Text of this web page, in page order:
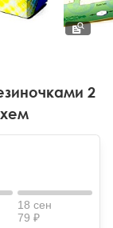
НЛП
2
18 сен
79 ₽